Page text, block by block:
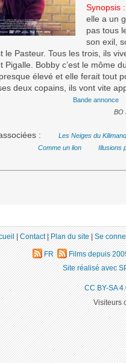
Synopsis :
elle a un
pas tous
son exil,
le Pasteur. Tous les trois, ils
Pigalle. Bobby c’est le môme
élevé et elle ferait tout
deux copains, ils vont vite
Bande annonce
BO
:
Les Neiges du
Comme un lion
Illusions
|Contact|Plan du site|Se
FR Films depuis
Site réalisé avec
CC BY-SA
Visiteurs